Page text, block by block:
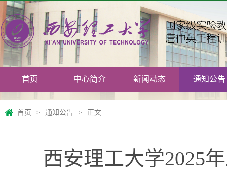
首页 中心简介 新闻动态 通知公告
首页 > 通知公告 > 正文
西安理工大学2025